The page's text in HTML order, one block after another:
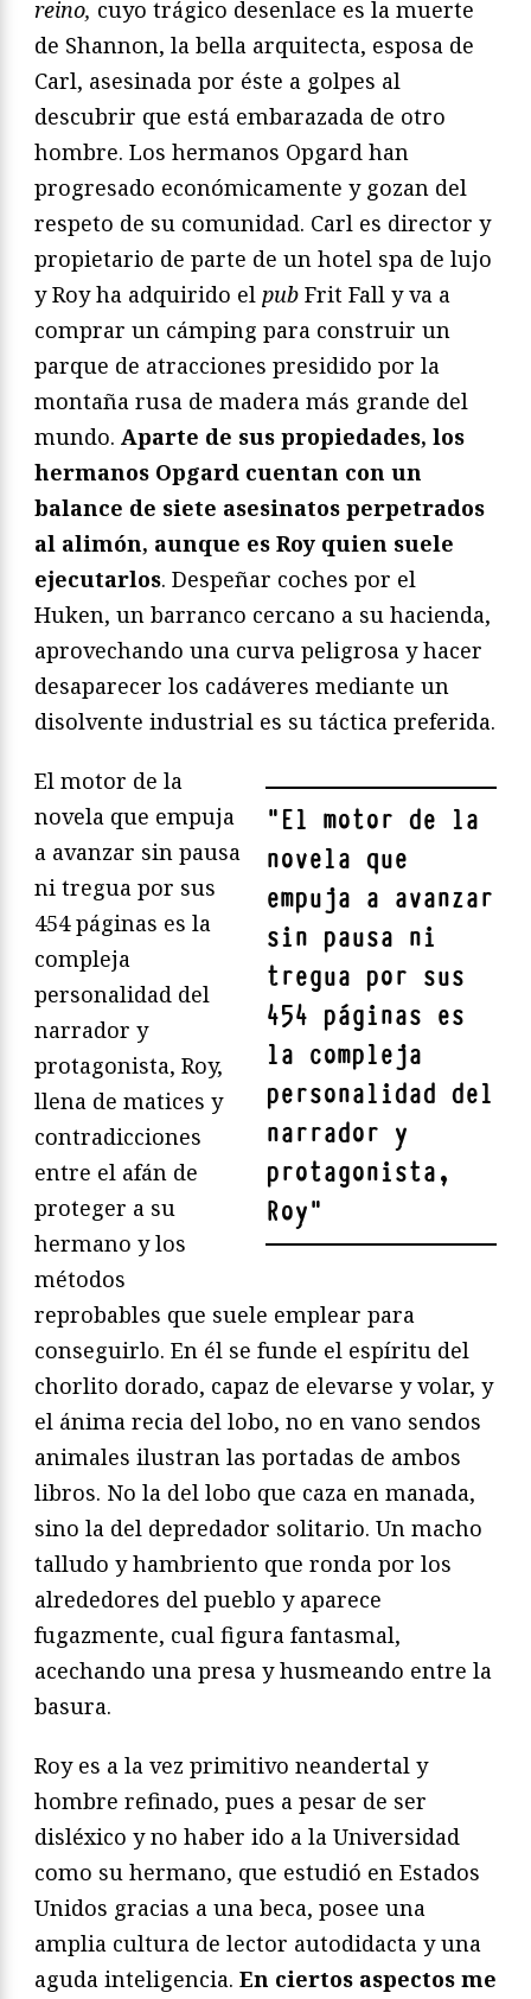
reino, cuyo trágico desenlace es la muerte
de Shannon, la bella arquitecta, esposa de
Carl, asesinada por éste a golpes al
descubrir que está embarazada de otro
hombre. Los hermanos Opgard han
progresado económicamente y gozan del
respeto de su comunidad. Carl es director y
propietario de parte de un hotel spa de lujo
y Roy ha adquirido el pub Frit Fall y va a
comprar un cámping para construir un
parque de atracciones presidido por la
montaña rusa de madera más grande del
mundo. Aparte de sus propiedades, los
hermanos Opgard cuentan con un
balance de siete asesinatos perpetrados
al alimón, aunque es Roy quien suele
ejecutarlos. Despeñar coches por el
Huken, un barranco cercano a su hacienda,
aprovechando una curva peligrosa y hacer
desaparecer los cadáveres mediante un
disolvente industrial es su táctica preferida.
"El motor de la
novela que
empuja a avanzar
sin pausa ni
tregua por sus
454 páginas es
la compleja
personalidad del
narrador y
protagonista,
Roy"
El motor de la
novela que empuja
a avanzar sin pausa
ni tregua por sus
454 páginas es la
compleja
personalidad del
narrador y
protagonista, Roy,
llena de matices y
contradicciones
entre el afán de
proteger a su
hermano y los
métodos
reprobables que suele emplear para
conseguirlo. En él se funde el espíritu del
chorlito dorado, capaz de elevarse y volar, y
el ánima recia del lobo, no en vano sendos
animales ilustran las portadas de ambos
libros. No la del lobo que caza en manada,
sino la del depredador solitario. Un macho
talludo y hambriento que ronda por los
alrededores del pueblo y aparece
fugazmente, cual figura fantasmal,
acechando una presa y husmeando entre la
basura.
Roy es a la vez primitivo neandertal y
hombre refinado, pues a pesar de ser
disléxico y no haber ido a la Universidad
como su hermano, que estudió en Estados
Unidos gracias a una beca, posee una
amplia cultura de lector autodidacta y una
aguda inteligencia. En ciertos aspectos me